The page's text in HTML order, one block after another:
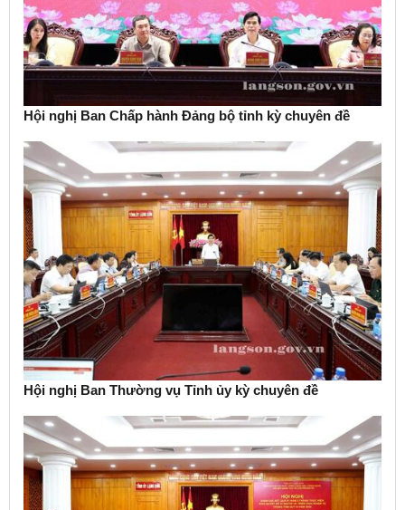
Hội nghị Ban Chấp hành Đảng bộ tỉnh kỳ chuyên đề
Hội nghị Ban Thường vụ Tỉnh ủy kỳ chuyên đề